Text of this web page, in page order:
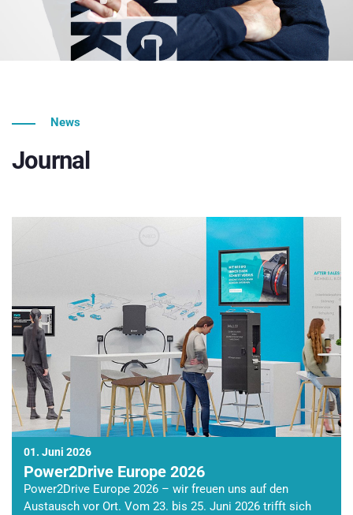
News
Journal
01. Juni 2026
Power2Drive Europe 2026
Power2Drive Europe 2026 – wir freuen uns auf den
Austausch vor Ort. Vom 23. bis 25. Juni 2026 trifft sich